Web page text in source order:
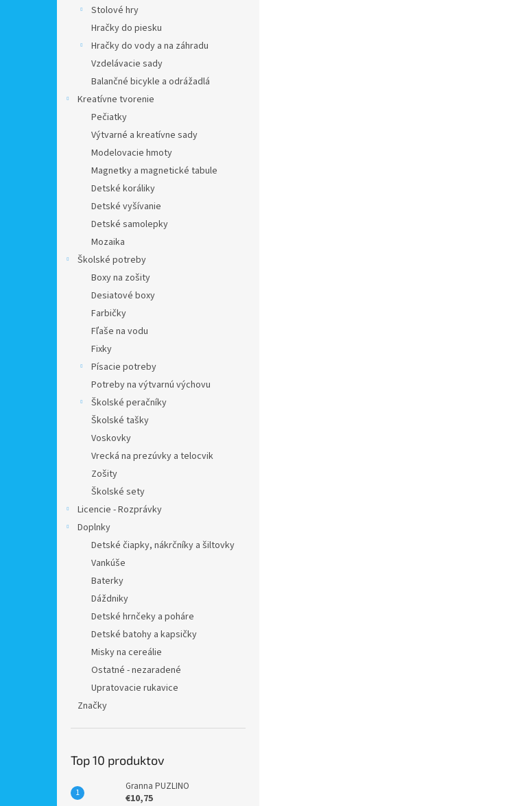
Stolové hry
Hračky do piesku
Hračky do vody a na záhradu
Vzdelávacie sady
Balančné bicykle a odrážadlá
Kreatívne tvorenie
Pečiatky
Výtvarné a kreatívne sady
Modelovacie hmoty
Magnetky a magnetické tabule
Detské koráliky
Detské vyšívanie
Detské samolepky
Mozaika
Školské potreby
Boxy na zošity
Desiatové boxy
Farbičky
Fľaše na vodu
Fixky
Písacie potreby
Potreby na výtvarnú výchovu
Školské peračníky
Školské tašky
Voskovky
Vrecká na prezúvky a telocvik
Zošity
Školské sety
Licencie - Rozprávky
Doplnky
Detské čiapky, nákrčníky a šiltovky
Vankúše
Baterky
Dáždniky
Detské hrnčeky a poháre
Detské batohy a kapsičky
Misky na cereálie
Ostatné - nezaradené
Upratovacie rukavice
Značky
Top 10 produktov
Granna PUZLINO
€10,75